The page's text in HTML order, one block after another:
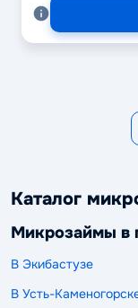
Каталог
Микрозаймы в
В Экибастузе
В Усть-